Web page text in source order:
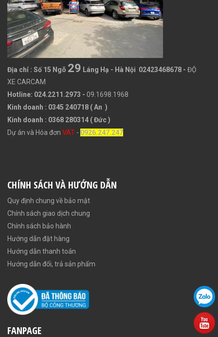
Địa chỉ : Số 15 Ngõ 29 Láng Hạ - Hà Nội 02423468678 - ĐỘ
XE CARCAM
Hotline: 024.2211.2973 - 09.1698.1968
Kinh doanh : 0345 240718 ( An )
Kinh doanh : 0368 280314 ( Đức )
Dự án và Hóa đơn VAT - 0926.247.247
CHÍNH SÁCH VÀ HƯỚNG DẪN
Quy định chung về bảo mật
Chính sách giao dịch chung
Chính sách bảo hành
Hướng dẫn đặt hàng
Hướng dẫn thanh toán
Hướng dẫn đổi, trả sản phẩm
FANPAGE